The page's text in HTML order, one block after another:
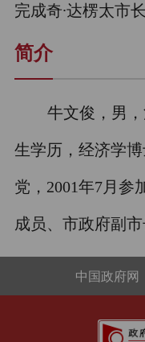
完成奇∙达楞太市
简介
牛文俊，男
生学历，经济学
党，2001年7月参
成员、市政府副市
中国政府网